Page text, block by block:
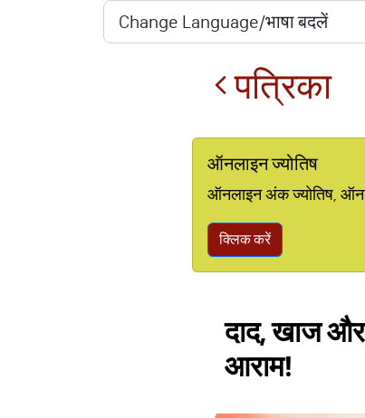
पत्रिका
ऑनलाइन ज्योतिष
ऑनलाइन अंक ज्योतिष,
क्लिक करें
दाद, खाज
आराम!